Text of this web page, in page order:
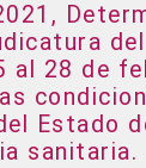
al 28 de
Estado
sanitaria.